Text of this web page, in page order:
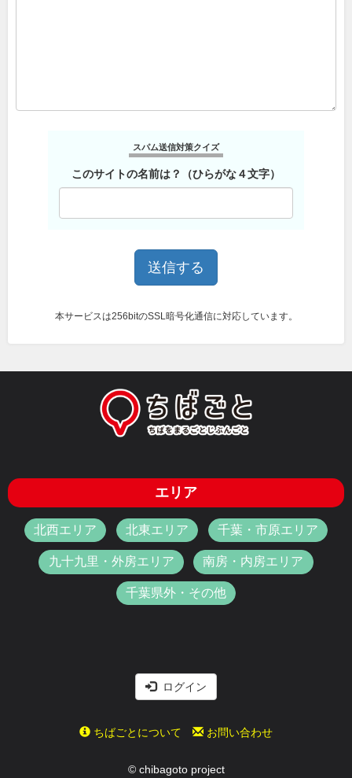
スパム送信対策クイズ
このサイトの名前は？（ひらがな４文字）
本サービスは256bitのSSL暗号化通信に対応しています。
エリア
北西エリア 北東エリア 千葉・市原エリア
九十九里・外房エリア 南房・内房エリア
千葉県外・その他
ログイン
ちばごとについて お問い合わせ
© chibagoto project